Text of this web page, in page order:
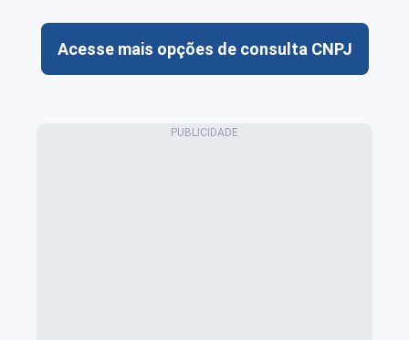
Acesse mais opções de consulta CNPJ